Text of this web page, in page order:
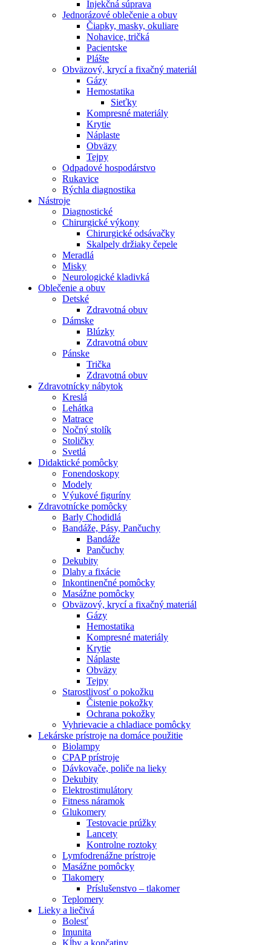
Injekčná súprava
Jednorázové oblečenie a obuv
Čiapky, masky, okuliare
Nohavice, tričká
Pacientske
Plášte
Obväzový, krycí a fixačný materiál
Gázy
Hemostatika
Sieťky
Kompresné materiály
Krytie
Náplaste
Obväzy
Tejpy
Odpadové hospodárstvo
Rukavice
Rýchla diagnostika
Nástroje
Diagnostické
Chirurgické výkony
Chirurgické odsávačky
Skalpely držiaky čepele
Meradlá
Misky
Neurologické kladivká
Oblečenie a obuv
Detské
Zdravotná obuv
Dámske
Blúzky
Zdravotná obuv
Pánske
Trička
Zdravotná obuv
Zdravotnícky nábytok
Kreslá
Lehátka
Matrace
Nočný stolík
Stoličky
Svetlá
Didaktické pomôcky
Fonendoskopy
Modely
Výukové figuríny
Zdravotnícke pomôcky
Barly Chodidlá
Bandáže, Pásy, Pančuchy
Bandáže
Pančuchy
Dekubity
Dlahy a fixácie
Inkontinenčné pomôcky
Masážne pomôcky
Obväzový, krycí a fixačný materiál
Gázy
Hemostatika
Kompresné materiály
Krytie
Náplaste
Obväzy
Tejpy
Starostlivosť o pokožku
Čistenie pokožky
Ochrana pokožky
Vyhrievacie a chladiace pomôcky
Lekárske prístroje na domáce použitie
Biolampy
CPAP prístroje
Dávkovače, poliče na lieky
Dekubity
Elektrostimulátory
Fitness náramok
Glukomery
Testovacie prúžky
Lancety
Kontrolne roztoky
Lymfodrenážne prístroje
Masážne pomôcky
Tlakomery
Príslušenstvo – tlakomer
Teplomery
Lieky a liečivá
Bolesť
Imunita
Kĺby a končatiny